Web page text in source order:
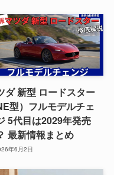
ダ 新型 ロードスター
型）フルモデルチェ
5代目は2029年発売
最新情報まとめ
年6月2日